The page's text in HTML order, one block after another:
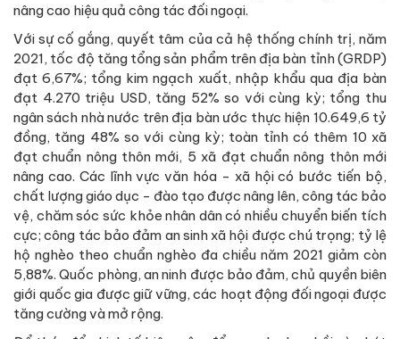
nâng cao hiệu quả công tác đối ngoại.
Với sự cố gắng, quyết tâm của cả hệ thống chính trị, năm
2021, tốc độ tăng tổng sản phẩm trên địa bàn tỉnh (GRDP)
đạt 6,67%; tổng kim ngạch xuất, nhập khẩu qua địa bàn
đạt 4.270 triệu USD, tăng 52% so với cùng kỳ; tổng thu
ngân sách nhà nước trên địa bàn ước thực hiện 10.649,6 tỷ
đồng, tăng 48% so với cùng kỳ; toàn tỉnh có thêm 10 xã
đạt chuẩn nông thôn mới, 5 xã đạt chuẩn nông thôn mới
nâng cao. Các lĩnh vực văn hóa - xã hội có bước tiến bộ,
chất lượng giáo dục - đào tạo được nâng lên, công tác bảo
vệ, chăm sóc sức khỏe nhân dân có nhiều chuyển biến tích
cực; công tác bảo đảm an sinh xã hội được chú trọng; tỷ lệ
hộ nghèo theo chuẩn nghèo đa chiều năm 2021 giảm còn
5,88%. Quốc phòng, an ninh được bảo đảm, chủ quyền biên
giới quốc gia được giữ vững, các hoạt động đối ngoại được
tăng cường và mở rộng.